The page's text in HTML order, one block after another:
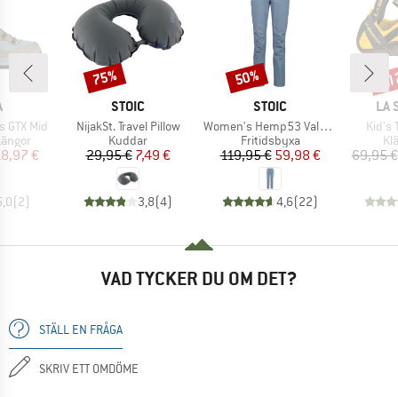
GTX Mid
pris
€
(2)
VARUMÄRKE
STOIC
Produkter
NijakSt. Travel Pillow
Produktgrupp
Kuddar
Pris
29,95 €Reducerat pris
7,49 €
3,8(4)
Rabatt
75%
VARUMÄRKE
STOIC
Produkter
Women's Hemp53 ValenSt. Pant
Produktgrupp
Fritidsbyxa
Pris
119,95 €Reducerat pris
59,98 €
4,6(22)
Rabatt
50%
LA
Kid's
69,95 €
VAD TYCKER DU OM DET?
STÄLL EN FRÅGA
SKRIV ETT OMDÖME